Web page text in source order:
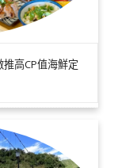
高CP值海鮮定